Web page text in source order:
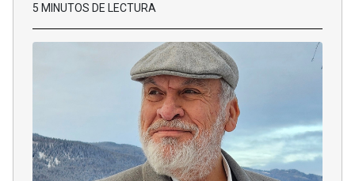
5 MINUTOS DE LECTURA